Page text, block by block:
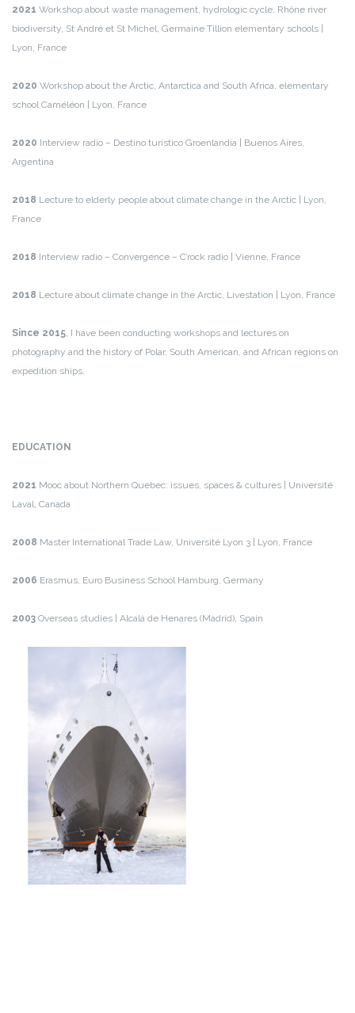
2021 Workshop about waste management, hydrologic cycle, Rhône river
biodiversity, St André et St Michel, Germaine Tillion elementary schools |
Lyon, France
2020 Workshop about the Arctic, Antarctica and South Africa, elementary
school Caméléon | Lyon, France
2020 Interview radio – Destino turistico Groenlandia | Buenos Aires,
Argentina
2018 Lecture to elderly people about climate change in the Arctic | Lyon,
France
2018 Interview radio – Convergence – C’rock radio | Vienne, France
2018 Lecture about climate change in the Arctic, Livestation | Lyon, France
Since 2015, I have been conducting workshops and lectures on
photography and the history of Polar, South American, and African regions on
expedition ships.
EDUCATION
2021 Mooc about Northern Quebec: issues, spaces & cultures | Université
Laval, Canada
2008­ ­Master International Trade Law, Université Lyon 3 | Lyon, France
2006­ Erasmus, Euro Business School Hamburg, Germany
2003 Overseas studies | Alcalá de Henares (Madrid), Spain